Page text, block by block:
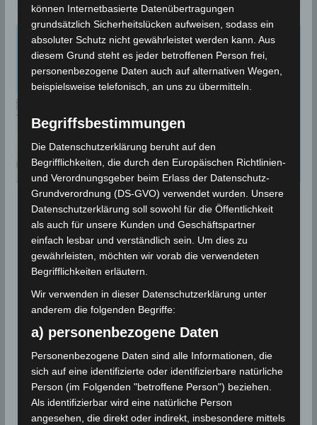
BEBEN 2021
5 Okt 2021: Zwei Erdbeben im
Gouvernorat Béjà [4.00/3.00]
Update
5. Oktober 2021 Wettermann
1843 Views
Seismologie
Die Erdbeben-Überwachungsstationen des
Nationalen Instituts für Meteorologie (INM) haben am
Abend des Dienstag, den 5 Okt 2021 zwei Erdbeben
im
können Internetbasierte Datenübertragungen
grundsätzlich Sicherheitslücken aufweisen, sodass ein
absoluter Schutz nicht gewährleistet werden kann. Aus
diesem Grund steht es jeder betroffenen Person frei,
personenbezogene Daten auch auf alternativen Wegen,
beispielsweise telefonisch, an uns zu übermitteln.
Begriffsbestimmungen
Die Datenschutzerklärung beruht auf den
Begrifflichkeiten, die durch den Europäischen Richtlinien-
und Verordnungsgeber beim Erlass der Datenschutz-
Grundverordnung (DS-GVO) verwendet wurden. Unsere
Datenschutzerklärung soll sowohl für die Öffentlichkeit
als auch für unsere Kunden und Geschäftspartner
einfach lesbar und verständlich sein. Um dies zu
gewährleisten, möchten wir vorab die verwendeten
Begrifflichkeiten erläutern.
Wir verwenden in dieser Datenschutzerklärung unter
anderem die folgenden Begriffe:
a) personenbezogene Daten
Personenbezogene Daten sind alle Informationen, die
sich auf eine identifizierte oder identifizierbare natürliche
Person (im Folgenden "betroffene Person") beziehen.
Als identifizierbar wird eine natürliche Person
angesehen, die direkt oder indirekt, insbesondere mittels